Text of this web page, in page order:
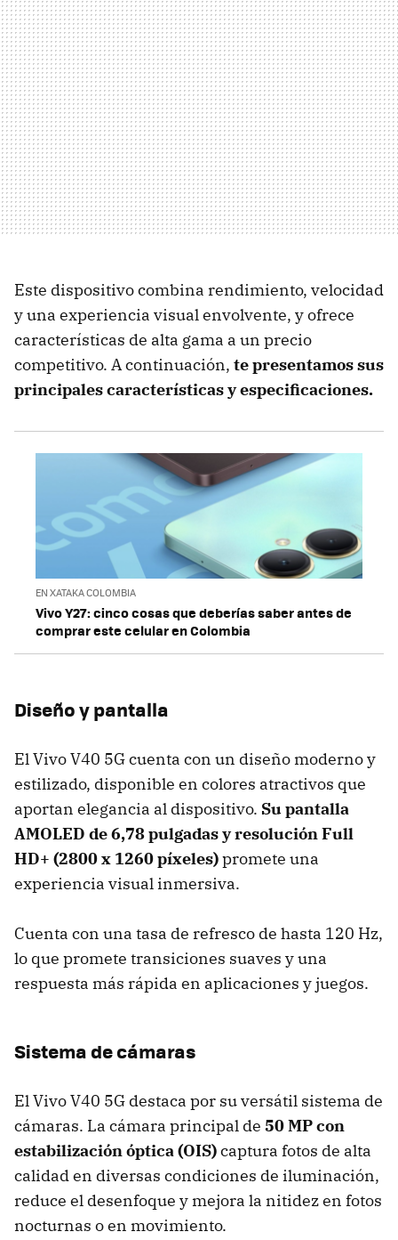
Este dispositivo combina rendimiento, velocidad
y una experiencia visual envolvente, y ofrece
características de alta gama a un precio
competitivo. A continuación, te presentamos sus
principales características y especificaciones.
EN XATAKA COLOMBIA
Vivo Y27: cinco cosas que deberías saber antes de
comprar este celular en Colombia
Diseño y pantalla
El Vivo V40 5G cuenta con un diseño moderno y
estilizado, disponible en colores atractivos que
aportan elegancia al dispositivo. Su pantalla
AMOLED de 6,78 pulgadas y resolución Full
HD+ (2800 x 1260 píxeles)promete una
experiencia visual inmersiva.
Cuenta con una tasa de refresco de hasta 120 Hz,
lo que promete transiciones suaves y una
respuesta más rápida en aplicaciones y juegos.
Sistema de cámaras
El Vivo V40 5G destaca por su versátil sistema de
cámaras. La cámara principal de 50 MP con
estabilización óptica (OIS)captura fotos de alta
calidad en diversas condiciones de iluminación,
reduce el desenfoque y mejora la nitidez en fotos
nocturnas o en movimiento.